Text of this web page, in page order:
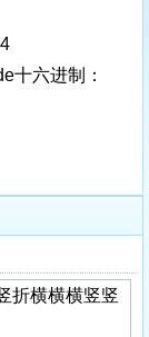
十六进制：
折横横横竖竖